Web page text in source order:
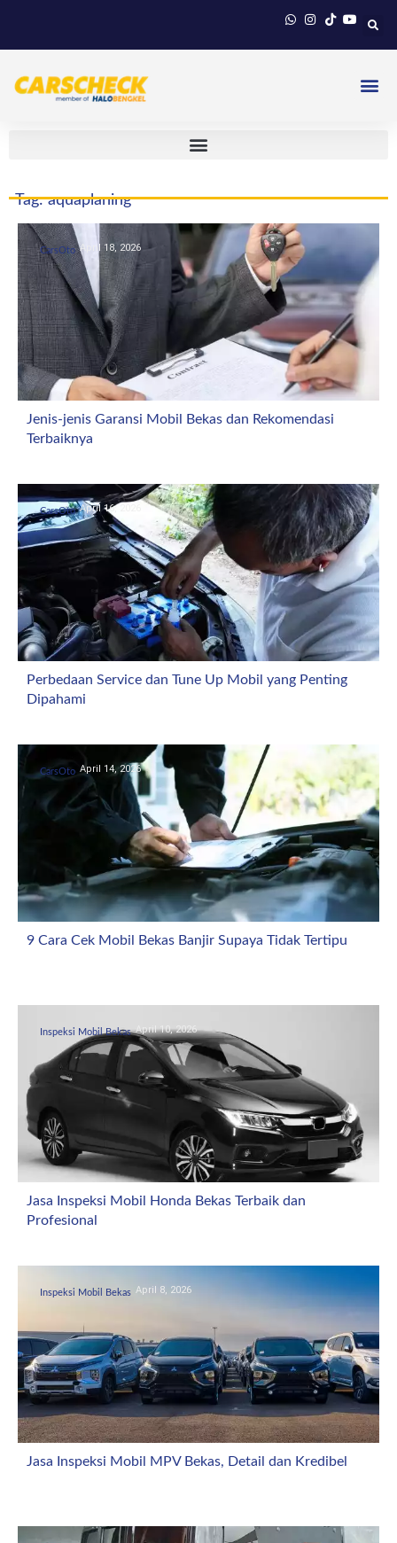
Tag: aquaplaning
CarsOto April 18, 2026
Jenis-jenis Garansi Mobil Bekas dan Rekomendasi
Terbaiknya
CarsOto April 16, 2026
Perbedaan Service dan Tune Up Mobil yang Penting
Dipahami
CarsOto April 14, 2026
9 Cara Cek Mobil Bekas Banjir Supaya Tidak Tertipu
Inspeksi Mobil Bekas April 10, 2026
Jasa Inspeksi Mobil Honda Bekas Terbaik dan
Profesional
Inspeksi Mobil Bekas April 8, 2026
Jasa Inspeksi Mobil MPV Bekas, Detail dan Kredibel